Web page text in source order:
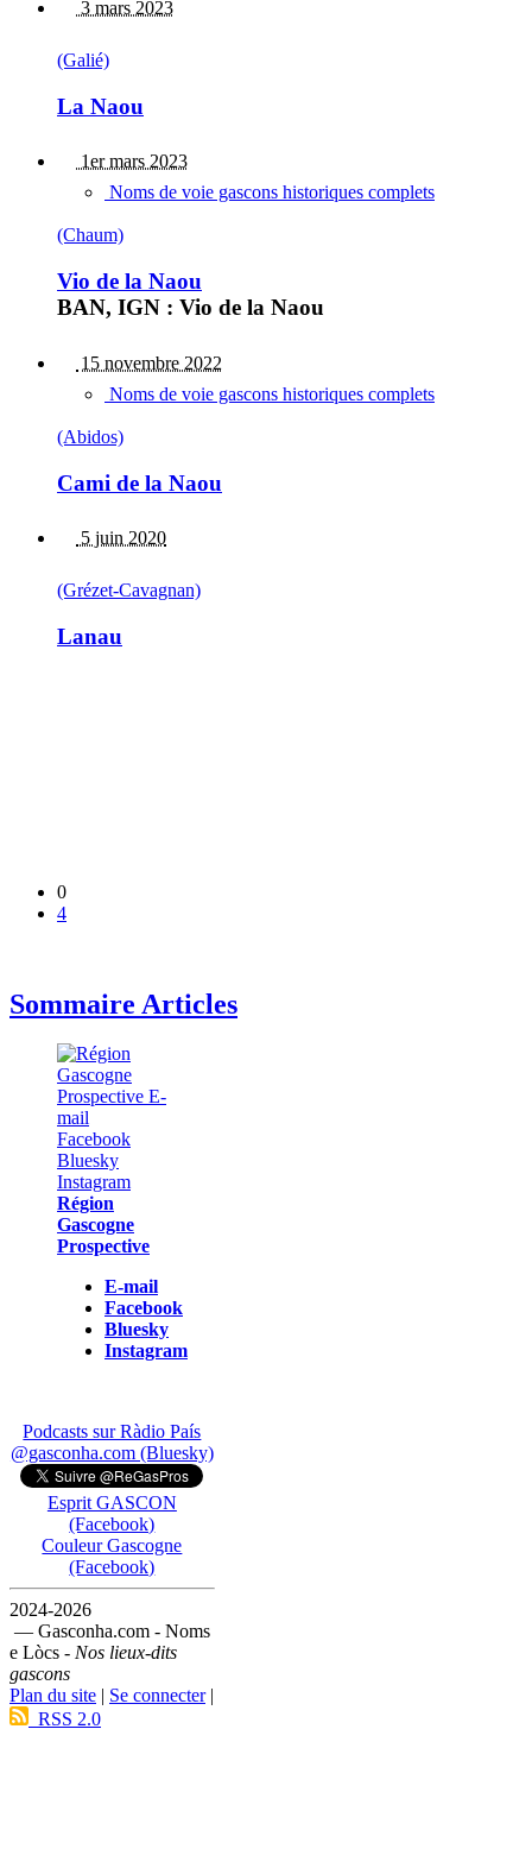
3 mars 2023
(Galié)
La Naou
1er mars 2023
Noms de voie gascons historiques complets
(Chaum)
Vio de la Naou
BAN, IGN : Vio de la Naou
15 novembre 2022
Noms de voie gascons historiques complets
(Abidos)
Cami de la Naou
5 juin 2020
(Grézet-Cavagnan)
Lanau
0
4
Sommaire Articles
Région
Gascogne
Prospective
E-mail
Facebook
Bluesky
Instagram
Podcasts sur Ràdio País
@gasconha.com (Bluesky)
Esprit GASCON
(Facebook)
Couleur Gascogne
(Facebook)
2024-2026
— Gasconha.com - Noms
e Lòcs - Nos lieux-dits
gascons
Plan du site
Se connecter|
RSS 2.0